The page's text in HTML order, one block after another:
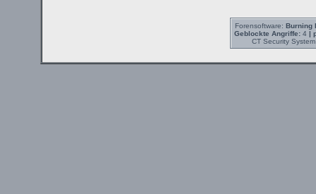
Forensoftware: Burning
Geblockte Angriffe:4 |
CT Security